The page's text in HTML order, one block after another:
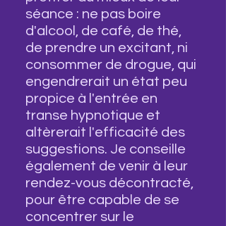
séance : ne pas boire
d'alcool, de café, de thé,
de prendre un excitant, ni
consommer de drogue, qui
engendrerait un état peu
propice à l'entrée en
transe hypnotique et
altèrerait l'efficacité des
suggestions. Je conseille
également de venir à leur
rendez-vous décontracté,
pour être capable de se
concentrer sur le